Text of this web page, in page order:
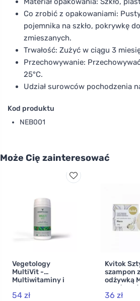
Co zrobić z opakowaniami:
pojemnika na szkło, pokrywkę
zmieszanych.
Trwałość: Zużyć w ciągu 3
Przechowywanie:
25°C.
Udział surowców pochodzenia
Kod produktu
NEB001
Może Cię zainteresować
Vegetology
MultiVit -
Multiwitaminy i
minerały dla
wegan, 60
54 zł
Kvitok
szampon z
odżywką
XXL (50 g) -
stymuluje
36 zł